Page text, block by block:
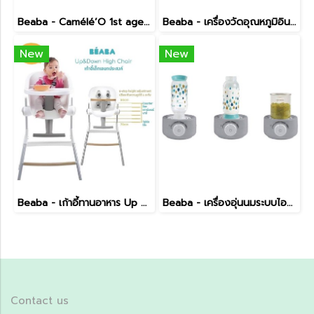
Beaba - Camélé’O 1st age Baby Bath Beaba - เครื่องวัดอุณหภูมิอินฟาเรด
New
Beaba - เก้าอี้ทานอาหาร Up & Down High Chair
New
Beaba - เครื่องอุ่นนมระบบไอน้ำ 3 in 1
Contact us